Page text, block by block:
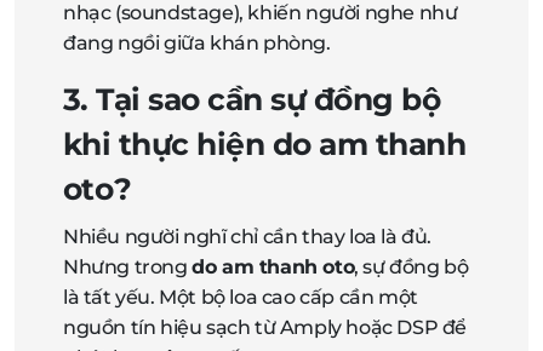
nhạc (soundstage), khiến người nghe như
đang ngồi giữa khán phòng.
3. Tại sao cần sự đồng bộ
khi thực hiện do am thanh
oto?
Nhiều người nghĩ chỉ cần thay loa là đủ.
Nhưng trongdo am thanh oto, sự đồng bộ
là tất yếu. Một bộ loa cao cấp cần một
nguồn tín hiệu sạch từ Amply hoặc DSP để